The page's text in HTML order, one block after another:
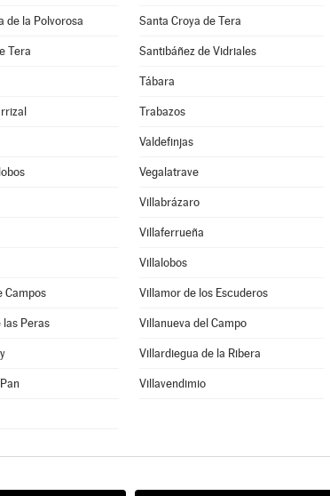
de la Polvorosa Santa Croya de Tera
Tera Santibáñez de Vidriales
Tábara
Trabazos
Valdefinjas
Vegalatrave
Villabrázaro
Villaferrueña
Villalobos
Campos Villamor de los Escuderos
las Peras Villanueva del Campo
Villardiegua de la Ribera
Villavendimio